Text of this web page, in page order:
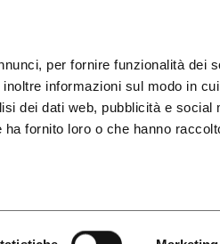
per fornire funzionalità dei
informazioni sul modo in
dei dati web, pubblicità e social
fornito loro o che hanno
Alpha